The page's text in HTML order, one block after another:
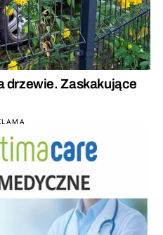
drzewie. Zaskakujące